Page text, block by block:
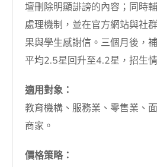
壇刪除明顯誹謗的內容；同時
處理機制，並在官方網站與社
果與學生感謝信。三個月後，
平均2.5星回升至4.2星，招生
適用對象：
教育機構、服務業、零售業、
商家。
價格策略：